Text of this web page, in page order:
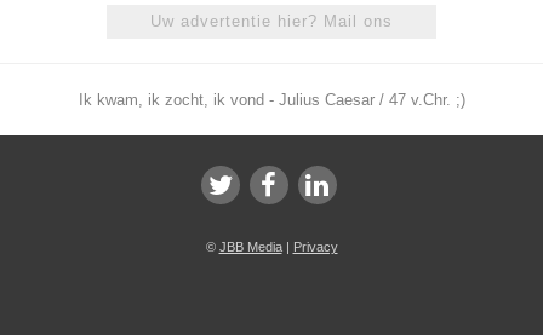
Uw advertentie hier? Mail ons
Ik kwam, ik zocht, ik vond - Julius Caesar / 47 v.Chr. ;)
© JBB Media| Privacy